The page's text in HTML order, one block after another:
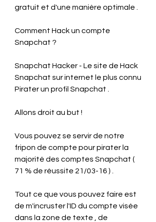
gratuit et d'une manière optimale .
Comment Hack un compte
Snapchat ?
Snapchat Hacker - Le site de Hack
Snapchat sur internet le plus connu
Pirater un profil Snapchat .
Allons droit au but !
Vous pouvez se servir de notre
fripon de compte pour pirater la
majorité des comptes Snapchat (
71 % de réussite 21/03-16 ) .
Tout ce que vous pouvez faire est
de m'incruster l'ID du compte visée
dans la zone de texte , de